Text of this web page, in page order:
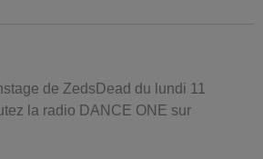
de ZedsDead du lundi 11
la radio DANCE ONE sur